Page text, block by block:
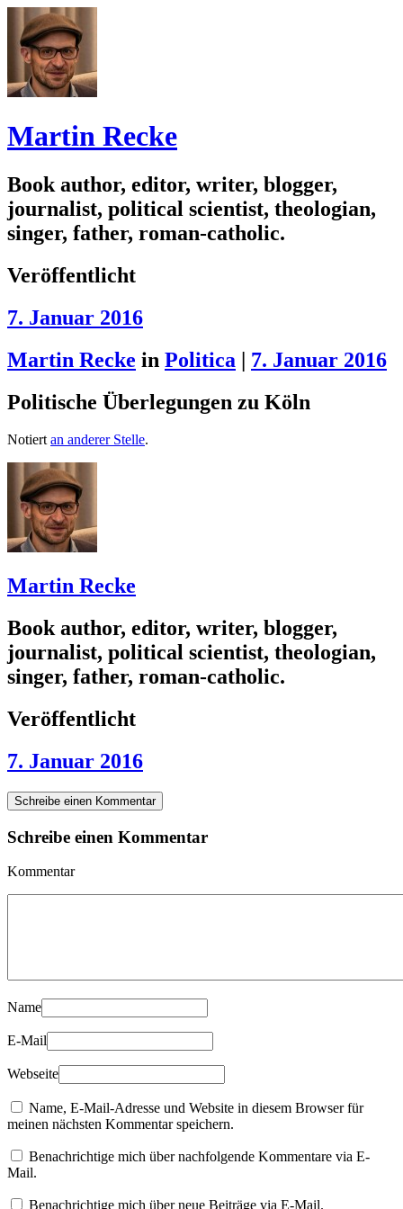
Martin Recke
Book author, editor, writer, blogger,
journalist, political scientist, theologian,
singer, father, roman-catholic.
Veröffentlicht
7. Januar 2016
Martin Recke in Politica | 7. Januar 2016
Politische Überlegungen zu Köln
Notiertan anderer Stelle.
Martin Recke
Book author, editor, writer, blogger,
journalist, political scientist, theologian,
singer, father, roman-catholic.
Veröffentlicht
7. Januar 2016
Schreibe einen Kommentar
Schreibe einen Kommentar
Kommentar
Name
E-Mail
Webseite
Name, E-Mail-Adresse und Website in diesem Browser für
meinen nächsten Kommentar speichern.
Benachrichtige mich über nachfolgende Kommentare via E-
Mail.
Benachrichtige mich über neue Beiträge via E-Mail.